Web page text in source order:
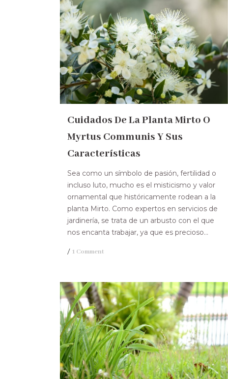
Cuidados De La Planta Mirto O
Myrtus Communis Y Sus
Características
Sea como un símbolo de pasión, fertilidad o
incluso luto, mucho es el misticismo y valor
ornamental que históricamente rodean a la
planta Mirto. Como expertos en servicios de
jardinería, se trata de un arbusto con el que
nos encanta trabajar, ya que es precioso...
/ 1 Comment